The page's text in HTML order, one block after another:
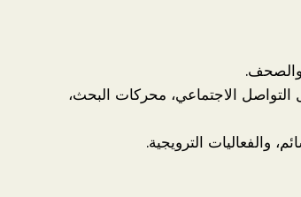
والصحف.
التواصل الاجتماعي، محركات البحث،
والفعاليات الترويجية.